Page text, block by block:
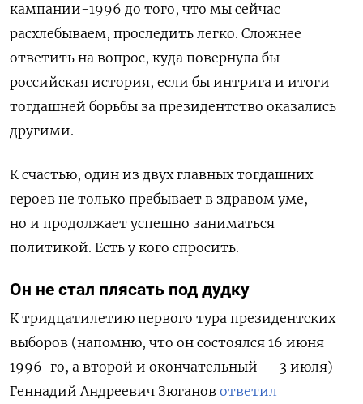
кампании-1996 до того, что мы сейчас
расхлебываем, проследить легко. Сложнее
ответить на вопрос, куда повернула бы
российская история, если бы интрига и итоги
тогдашней борьбы за президентство оказались
другими.
К счастью, один из двух главных тогдашних
героев не только пребывает в здравом уме,
но и продолжает успешно заниматься
политикой. Есть у кого спросить.
Он не стал плясать под дудку
К тридцатилетию первого тура президентских
выборов (напомню, что он состоялся 16 июня
1996-го, а второй и окончательный — 3 июля)
Геннадий Андреевич Зюганов ответил